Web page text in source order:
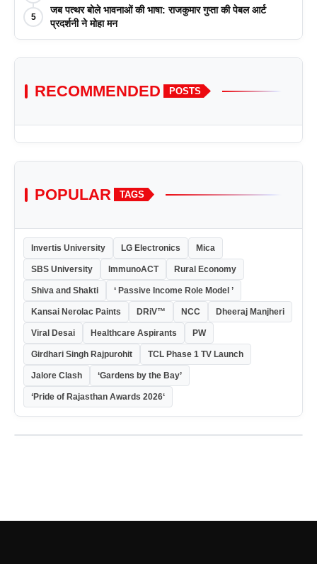
5
जब पत्थर बोले भावनाओं की भाषा: राजकुमार गुप्ता की पेबल आर्ट
प्रदर्शनी ने मोहा मन
RECOMMENDED POSTS
POPULAR TAGS
Invertis University LG Electronics Mica
SBS University ImmunoACT Rural Economy
Shiva and Shakti ‘ Passive Income Role Model ’
Kansai Nerolac Paints DRiV™ NCC Dheeraj Manjheri
Viral Desai Healthcare Aspirants PW
Girdhari Singh Rajpurohit TCL Phase 1 TV Launch
Jalore Clash ‘Gardens by the Bay’
‘Pride of Rajasthan Awards 2026‘